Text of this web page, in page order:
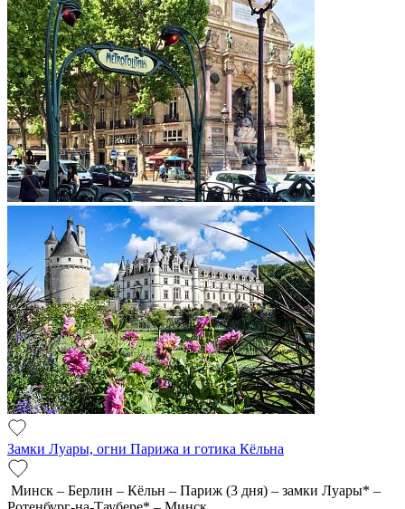
Замки Луары, огни Парижа и готика Кёльна
Минск – Берлин – Кёльн – Париж (3 дня) – замки Луары* –